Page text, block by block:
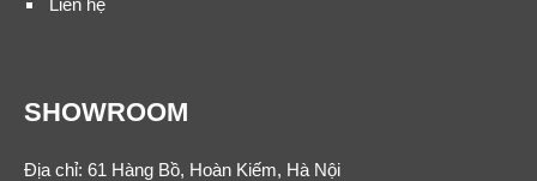
Liên hệ
SHOWROOM
Địa chỉ: 61 Hàng Bồ, Hoàn Kiếm, Hà Nội